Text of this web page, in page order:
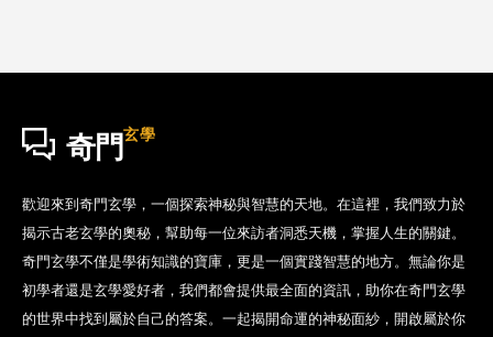
奇門 玄學
歡迎來到奇門玄學，一個探索神秘與智慧的天地。在這裡，我們致力於
揭示古老玄學的奧秘，幫助每一位來訪者洞悉天機，掌握人生的關鍵。
奇門玄學不僅是學術知識的寶庫，更是一個實踐智慧的地方。無論你是
初學者還是玄學愛好者，我們都會提供最全面的資訊，助你在奇門玄學
的世界中找到屬於自己的答案。一起揭開命運的神秘面紗，開啟屬於你